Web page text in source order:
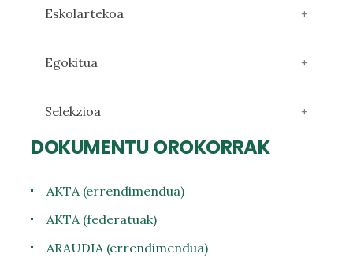
Eskolartekoa
Egokitua
Selekzioa
DOKUMENTU OROKORRAK
AKTA (errendimendua)
AKTA (federatuak)
ARAUDIA (errendimendua)